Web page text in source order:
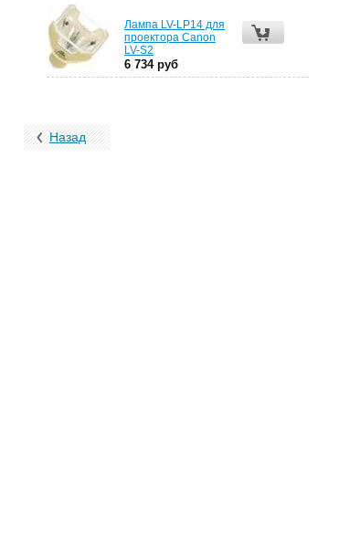
Лампа LV-LP14 для
проектора Canon
LV-S2
6 734 руб
Назад